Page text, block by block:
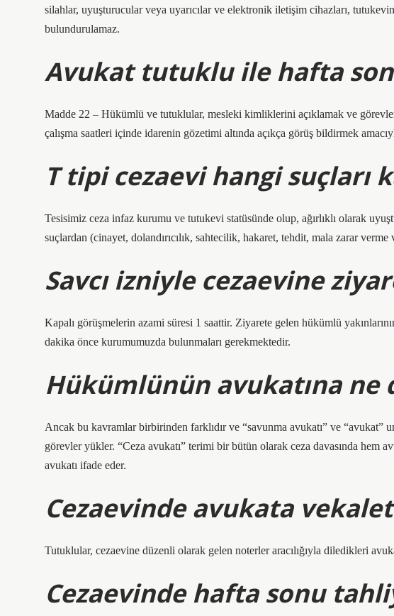
silahlar, uyuşturucular veya uyarıcılar ve elektronik iletişim cihazları,
bulundurulamaz.
Avukat tutuklu ile hafta
Madde 22 – Hükümlü ve tutuklular, mesleki kimliklerini açıklamak ve
çalışma saatleri içinde idarenin gözetimi altında açıkça görüş bildirmek
T tipi cezaevi hangi suçları
Tesisimiz ceza infaz kurumu ve tutukevi statüsünde olup, ağırlıklı olarak
suçlardan (cinayet, dolandırıcılık, sahtecilik, hakaret, tehdit, mala zarar verme
Savcı izniyle cezaevine
Kapalı görüşmelerin azami süresi 1 saattir. Ziyarete gelen hükümlü
dakika önce kurumumuzda bulunmaları gerekmektedir.
Hükümlünün avukatına ne
Ancak bu kavramlar birbirinden farklıdır ve “savunma avukatı” ve “avukat”
görevler yükler. “Ceza avukatı” terimi bir bütün olarak ceza davasında hem
avukatı ifade eder.
Cezaevinde avukata
Tutuklular, cezaevine düzenli olarak gelen noterler aracılığıyla diledikleri
Cezaevinde hafta sonu